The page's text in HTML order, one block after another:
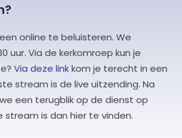
online te beluisteren. We
uur. Via de kerkomroep kun je
Via deze linkkom je terecht in een
stream is de live uitzending. Na
een terugblik op de dienst op
stream is dan hier te vinden.